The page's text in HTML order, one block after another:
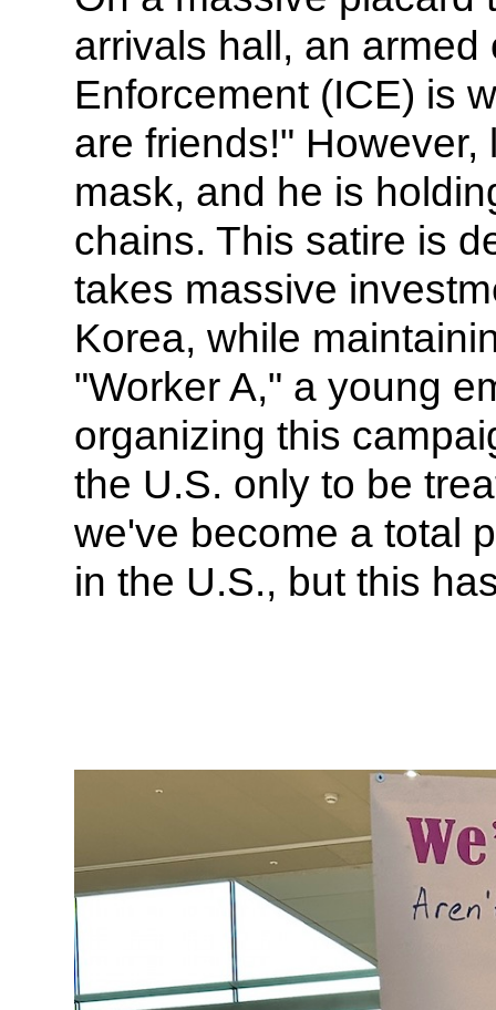
arrivals hall, an
Enforcement (ICE) is
are friends!"
mask, and he is
chains. This satire is
takes massive
Korea, while
"Worker A," a young
organizing this
the U.S. only to be
we've become a total
in the U.S., but this